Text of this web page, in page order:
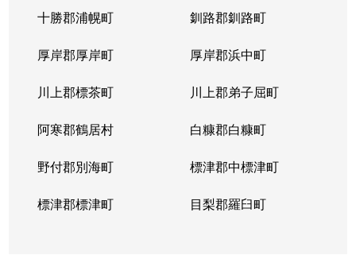
十勝郡浦幌町 釧路郡釧路町
厚岸郡厚岸町 厚岸郡浜中町
川上郡標茶町 川上郡弟子屈町
阿寒郡鶴居村 白糠郡白糠町
野付郡別海町 標津郡中標津町
標津郡標津町 目梨郡羅臼町